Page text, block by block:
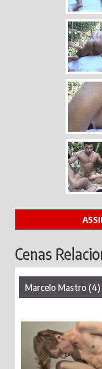
Cenas
Marcelo Mastro (4)